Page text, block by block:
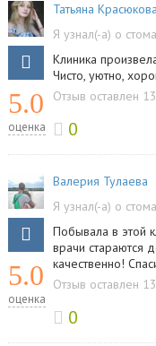
5.0
оценка
Татьяна Красюкова
Я узнал(-а) о
Клиника
Чисто, уютно,
Отзыв оставлен
0
5.0
оценка
Валерия Тулаева
Я узнал(-а) о
Побывала в этой
врачи стараются
качественно!
Отзыв оставлен
0